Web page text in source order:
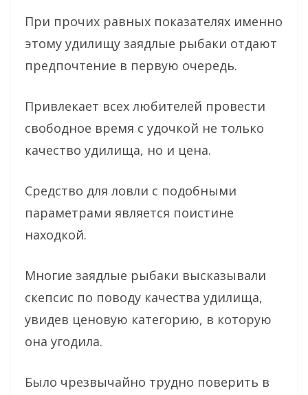
При прочих равных показателях именно
этому удилищу заядлые рыбаки отдают
предпочтение в первую очередь.
Привлекает всех любителей провести
свободное время с удочкой не только
качество удилища, но и цена.
Средство для ловли с подобными
параметрами является поистине
находкой.
Многие заядлые рыбаки высказывали
скепсис по поводу качества удилища,
увидев ценовую категорию, в которую
она угодила.
Было чрезвычайно трудно поверить в